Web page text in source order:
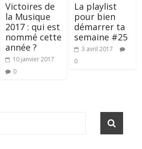
Victoires de
la Musique
2017 : qui est
nommé cette
année ?
10 janvier 2017
0
La playlist
pour bien
démarrer ta
semaine #25
3 avril 2017
0